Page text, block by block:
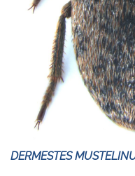
DERMESTES